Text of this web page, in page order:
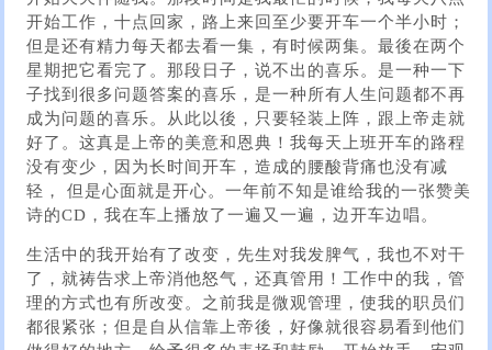
开始工作，十点回家，路上来回至少要开车一个半小时；
但是还有精力每天都去看一集，有时候两集。最後在两个
星期把它看完了。那段日子，说不出的喜乐。是一种一下
子找到很多问题答案的喜乐，是一种所有人生问题都不再
成为问题的喜乐。从此以後，只要轻装上阵，跟上帝走就
好了。这真是上帝的美意和恩典！我每天上班开车的路程
没有变少，因为长时间开车，造成的腰酸背痛也没有减
轻， 但是心面就是开心。一年前不知是谁给我的一张赞美
诗的CD，我在车上播放了一遍又一遍，边开车边唱。
生活中的我开始有了改变，先生对我发脾气，我也不对干
了，就祷告求上帝消他怒气，还真管用！工作中的我，管
理的方式也有所改变。之前我是微观管理，使我的职员们
都很紧张；但是自从信靠上帝後，好像就很容易看到他们